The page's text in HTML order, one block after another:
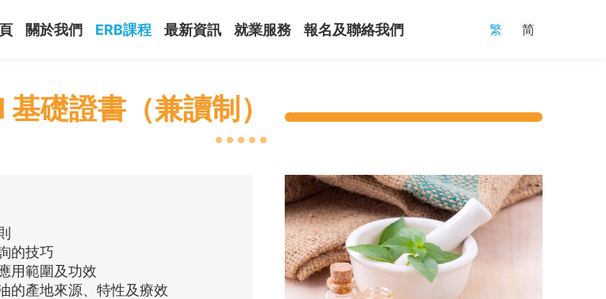
關於我們 ERB課程 最新資訊 就業服務 報名及聯絡我們 繁 简
礎證書（兼讀制）
的技巧
用範圍及功效
的產地來源、特性及療效